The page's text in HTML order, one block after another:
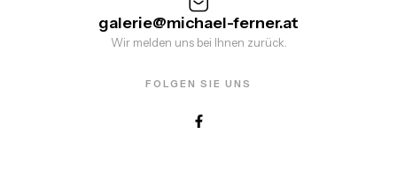
galerie@michael-ferner.at
Wir melden uns bei Ihnen zurück.
FOLGEN SIE UNS